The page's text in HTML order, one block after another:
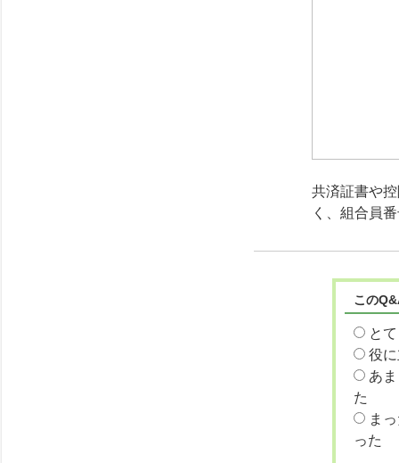
共済証書や
く、組合員
この
と
役
あ
た
ま
った